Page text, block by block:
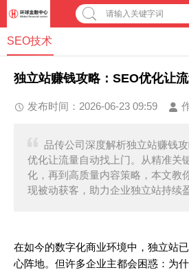
请输入关键字词
SEO技术
独立站赚钱攻略：SEO优化让
发布时间：2026-06-23 09:59
品传公司深度解析独立站赚钱
优化让流量自动找上门。从精准关
化，再到高质量内容策略，本文教
现被动获客，助力企业独立站持续
在如今的数字化商业环境中，独立站
心阵地。但许多企业主都会困惑：为